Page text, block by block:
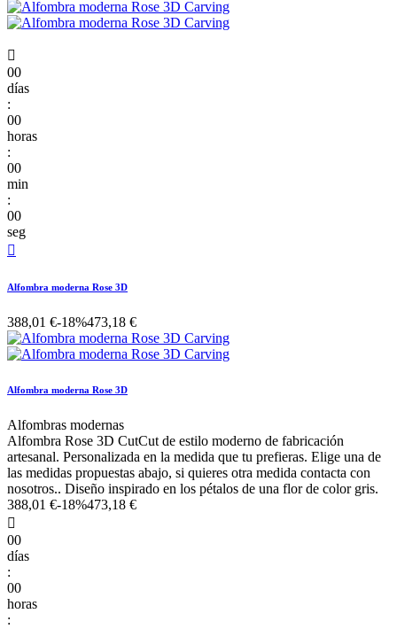

00
días
:
00
horas
:
00
min
:
00
seg

Alfombra moderna Rose 3D
388,01 €-18%473,18 €
Alfombra moderna Rose 3D
Alfombras modernas
Alfombra Rose 3D CutCut de estilo moderno de fabricación
artesanal. Personalizada en la medida que tu prefieras. Elige una de
las medidas propuestas abajo, si quieres otra medida contacta con
nosotros.. Diseño inspirado en los pétalos de una flor de color gris.
388,01 €-18%473,18 €

00
días
:
00
horas
: